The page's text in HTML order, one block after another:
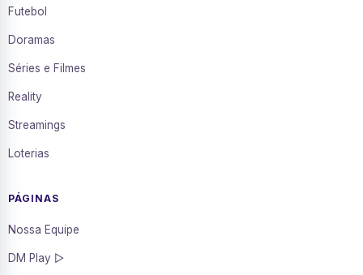
Futebol
Doramas
Séries e Filmes
Reality
Streamings
Loterias
PÁGINAS
Nossa Equipe
DM Play ▷